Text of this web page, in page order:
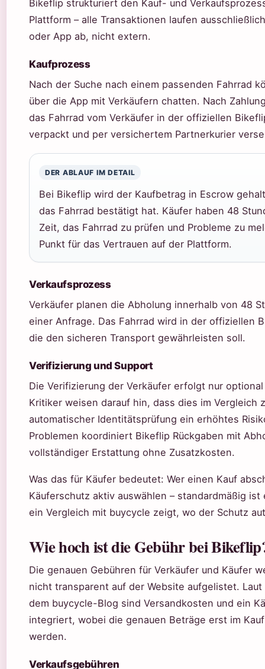
Bikeflip strukturiert den Kauf- und
Plattform – alle Transaktionen laufen
oder App ab, nicht extern.
Kaufprozess
Nach der Suche nach einem passenden Fahrrad
über die App mit Verkäufern chatten. Nach
das Fahrrad vom Verkäufer in der offiziellen
verpackt und per versichertem Partnerkurier
DER ABLAUF IM DETAIL
Bei Bikeflip wird der Kaufbetrag in Escrow
das Fahrrad bestätigt hat. Käufer haben 48
Zeit, das Fahrrad zu prüfen und Probleme zu
Punkt für das Vertrauen auf der Plattform.
Verkaufsprozess
Verkäufer planen die Abholung innerhalb von 48
einer Anfrage. Das Fahrrad wird in der offiziellen
die den sicheren Transport gewährleisten soll.
Verifizierung und Support
Die Verifizierung der Verkäufer erfolgt nur
Kritiker weisen darauf hin, dass dies im Vergleich
automatischer Identitätsprüfung ein erhöhtes
Problemen koordiniert Bikeflip Rückgaben mit
vollständiger Erstattung ohne Zusatzkosten.
Was das für Käufer bedeutet: Wer einen Kauf
Käuferschutz aktiv auswählen – standardmäßig
ein Vergleich mit buycycle zeigt, wo der Schutz
Wie hoch ist die Gebühr bei
Die genauen Gebühren für Verkäufer und Käufer
nicht transparent auf der Website aufgelistet.
dem buycycle-Blog sind Versandkosten und ein
integriert, wobei die genauen Beträge erst im
werden.
Verkaufsgebühren